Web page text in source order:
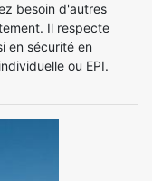
besoin d'autres
Il respecte
en sécurité en
ou EPI.